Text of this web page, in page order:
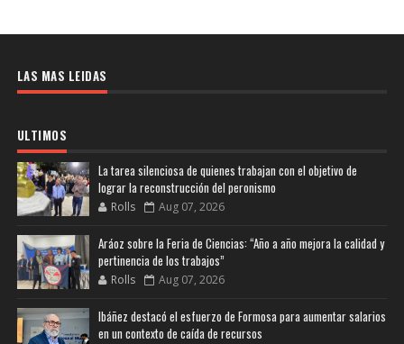
LAS MAS LEIDAS
ULTIMOS
La tarea silenciosa de quienes trabajan con el objetivo de
lograr la reconstrucción del peronismo
Rolls Aug 07, 2026
Aráoz sobre la Feria de Ciencias: “Año a año mejora la calidad y
pertinencia de los trabajos”
Rolls Aug 07, 2026
Ibáñez destacó el esfuerzo de Formosa para aumentar salarios
en un contexto de caída de recursos